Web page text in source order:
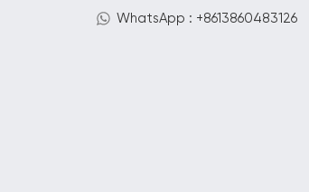
WhatsApp : +8613860483126